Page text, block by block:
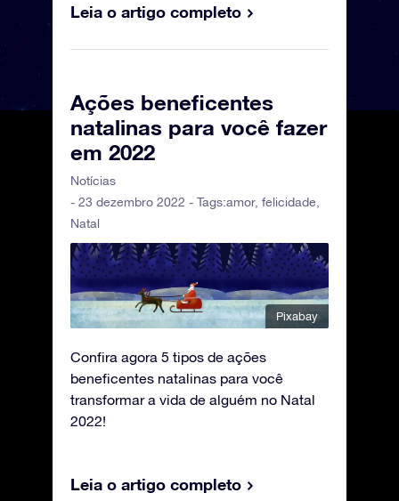
Leia o artigo completo
Ações beneficentes
natalinas para você fazer
em 2022
Notícias
- 23 dezembro 2022 - Tags:amor, felicidade,
Natal
Pixabay
Confira agora 5 tipos de ações
beneficentes natalinas para você
transformar a vida de alguém no Natal
2022!
Leia o artigo completo